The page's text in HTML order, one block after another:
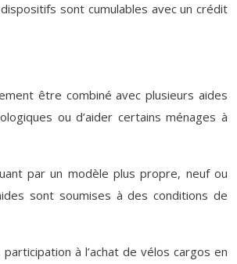
sont cumulables avec un crédit
être combiné avec plusieurs aides
ou d’aider certains ménages à
par un modèle plus propre, neuf ou
sont soumises à des conditions de
à l’achat de vélos cargos en